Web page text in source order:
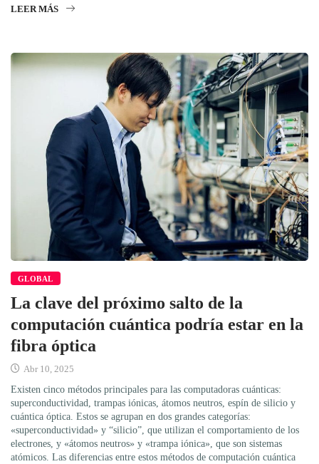
LEER MÁS
GLOBAL
La clave del próximo salto de la
computación cuántica podría estar en la
fibra óptica
Abr 10, 2025
Existen cinco métodos principales para las computadoras cuánticas:
superconductividad, trampas iónicas, átomos neutros, espín de silicio y
cuántica óptica. Estos se agrupan en dos grandes categorías:
«superconductividad» y “silicio”, que utilizan el comportamiento de los
electrones, y «átomos neutros» y «trampa iónica», que son sistemas
atómicos. Las diferencias entre estos métodos de computación cuántica